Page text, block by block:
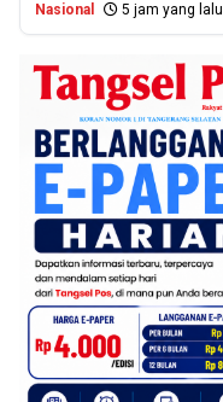
Nasional 5 jam yang lalu